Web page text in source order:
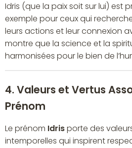
Idris (que la paix soit sur lui) est
exemple pour ceux qui
leurs actions et leur connexion
montre que la science et la
harmonisées pour le bien de
4. Valeurs et Vertus
Prénom
Le prénom Idrisporte des
intemporelles qui inspirent